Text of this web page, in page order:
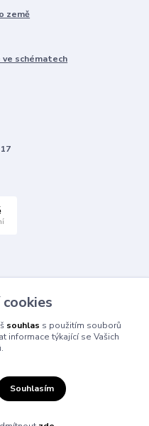
země
schématech
souhlas s použitím souborů
informace týkající se Vašich
Souhlasím